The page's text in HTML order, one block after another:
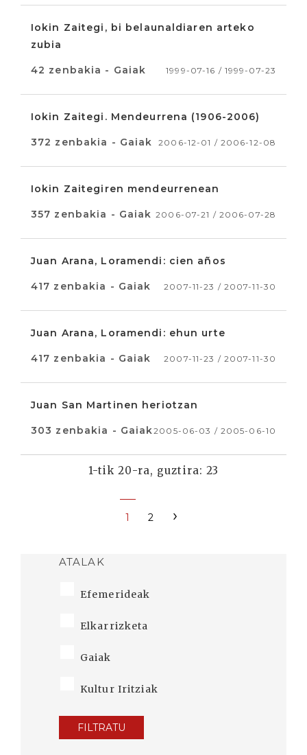
Iokin Zaitegi, bi belaunaldiaren arteko
zubia
42 zenbakia - Gaiak 1999-07-16 / 1999-07-23
Iokin Zaitegi. Mendeurrena (1906-2006)
372 zenbakia - Gaiak 2006-12-01 / 2006-12-08
Iokin Zaitegiren mendeurrenean
357 zenbakia - Gaiak 2006-07-21 / 2006-07-28
Juan Arana, Loramendi: cien años
417 zenbakia - Gaiak 2007-11-23 / 2007-11-30
Juan Arana, Loramendi: ehun urte
417 zenbakia - Gaiak 2007-11-23 / 2007-11-30
Juan San Martinen heriotzan
303 zenbakia - Gaiak2005-06-03 / 2005-06-10
1-tik 20-ra, guztira: 23
1 2 ›
ATALAK
Efemerideak
Elkarrizketa
Gaiak
Kultur Iritziak
FILTRATU